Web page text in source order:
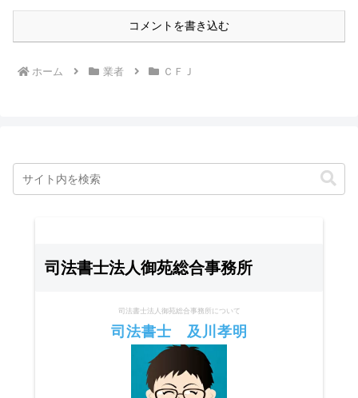
コメントを書き込む
ホーム 業者 ＣＦＪ
司法書士法人御苑総合事務所
司法書士法人御苑総合事務所について
司法書士 及川孝明